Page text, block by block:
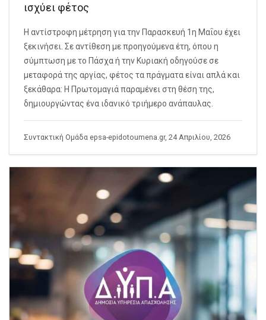
ισχύει φέτος
Η αντίστροφη μέτρηση για την Παρασκευή 1η Μαΐου έχει
ξεκινήσει. Σε αντίθεση με προηγούμενα έτη, όπου η
σύμπτωση με το Πάσχα ή την Κυριακή οδηγούσε σε
μεταφορά της αργίας, φέτος τα πράγματα είναι απλά και
ξεκάθαρα: Η Πρωτομαγιά παραμένει στη θέση της,
δημιουργώντας ένα ιδανικό τριήμερο ανάπαυλας.
Συντακτική Ομάδα epsa-epidotoumena.gr, 24 Απριλίου, 2026